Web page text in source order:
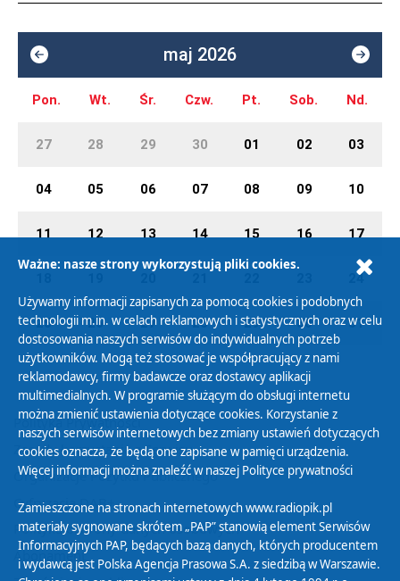
maj 2026
Pon. Wt. Śr. Czw. Pt. Sob. Nd.
27 28 29 30 01 02 03
04 05 06 07 08 09 10
11 12 13 14 15 16 17
24
25 26 27 28 29 30 31
Polityka Prywatności
Zasady korzystania z Serwisu
Organizacje Pożytku Publicznego
Cyfryzacja DAB+
Polityka ochrony danych osobowych
Abonament
Ważne: nasze strony wykorzystują pliki cookies.
Używamy informacji zapisanych za pomocą cookies i podobnych
technologii m.in. w celach reklamowych i statystycznych oraz w celu
dostosowania naszych serwisów do indywidualnych potrzeb
użytkowników. Mogą też stosować je współpracujący z nami
reklamodawcy, firmy badawcze oraz dostawcy aplikacji
multimedialnych. W programie służącym do obsługi internetu
można zmienić ustawienia dotyczące cookies. Korzystanie z
naszych serwisów internetowych bez zmiany ustawień dotyczących
cookies oznacza, że będą one zapisane w pamięci urządzenia.
Więcej informacji można znaleźć w naszej Polityce prywatności
Zamieszczone na stronach internetowych www.radiopik.pl
materiały sygnowane skrótem „PAP” stanowią element Serwisów
Informacyjnych PAP, będących bazą danych, których producentem
i wydawcą jest Polska Agencja Prasowa S.A. z siedzibą w Warszawie.